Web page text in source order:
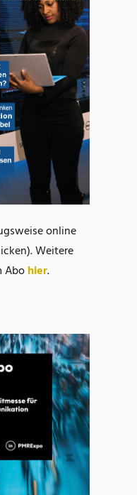
online
Weitere
Abohier.